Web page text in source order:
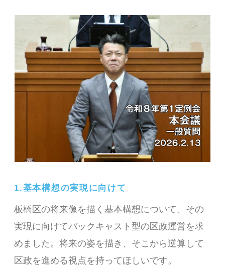
1.基本構想の実現に向けて
板橋区の将来像を描く基本構想について、その
実現に向けてバックキャスト型の区政運営を求
めました。将来の姿を描き、そこから逆算して
区政を進める視点を持ってほしいです。